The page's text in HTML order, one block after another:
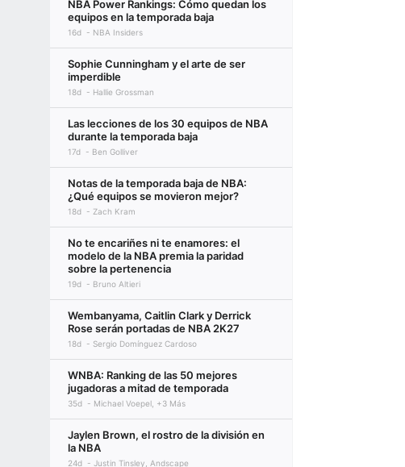
NBA Power Rankings: Cómo quedan los
equipos en la temporada baja
16d NBA Insiders
Sophie Cunningham y el arte de ser
imperdible
18d Hallie Grossman
Las lecciones de los 30 equipos de NBA
durante la temporada baja
17d Ben Golliver
Notas de la temporada baja de NBA:
¿Qué equipos se movieron mejor?
18d Zach Kram
No te encariñes ni te enamores: el
modelo de la NBA premia la paridad
sobre la pertenencia
19d Bruno Altieri
Wembanyama, Caitlin Clark y Derrick
Rose serán portadas de NBA 2K27
18d Sergio Domínguez Cardoso
WNBA: Ranking de las 50 mejores
jugadoras a mitad de temporada
35d Michael Voepel, +3 Más
Jaylen Brown, el rostro de la división en
la NBA
24d Justin Tinsley, Andscape